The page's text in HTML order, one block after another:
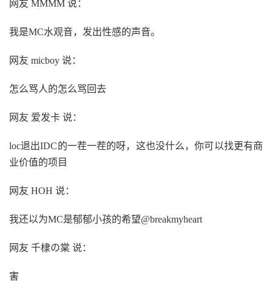
网友 MMMM 说：
我是MC水观音，发出性感的声音。
网友 micboy 说：
怎么骂人的怎么骂回去
网友 爱发卡 说：
loc退出IDC的一茬一茬的呀，这也没什么，你可以找更有商
业价值的项目
网友 HOH 说：
我还以为MC是郁郁小孩的希望@breakmyheart
网友 千棣の棠 说：
害